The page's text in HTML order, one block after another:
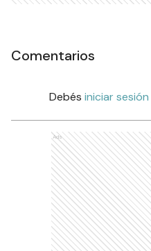
Comentarios
Debés iniciar sesión
Ads